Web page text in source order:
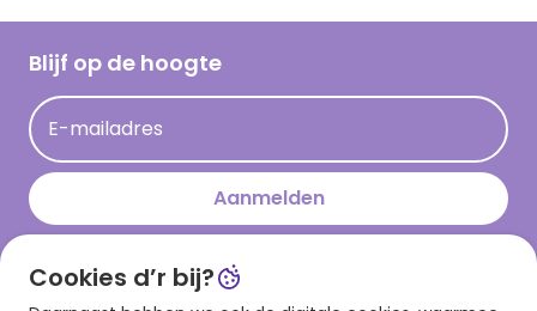
Hallmark Kaartclub
Acties
Persberichten
Hallmark en Kinderpostzegels
Cadeau inspiratie
Kaartinspiratie
Blijf op de hoogte
E-mailadres
Aanmelden
Download onze app
Cookies d’r bij?